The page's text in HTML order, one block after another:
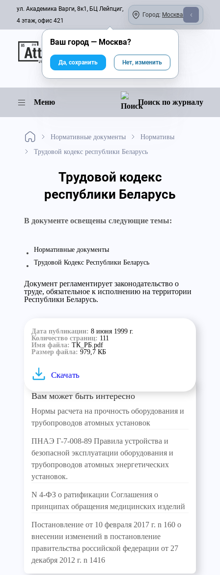
ул. Академика Варги, 8к1, БЦ Лейпциг,
4 этаж, офис 421
Город: Москва
Онлайн-журнал
Меню Поиск по журналу
Нормативные документы
Нормативы
Трудовой кодекс республики Беларусь
Трудовой кодекс
республики Беларусь
В документе освещены следующие темы:
Нормативные документы
Трудовой Кодекс Республики Беларусь
Документ регламентирует законодательство о
труде, обязательное к исполнению на территории
Республики Беларусь.
Дата публикации: 8 июня 1999 г.
Количество страниц: 111
Имя файла: ТК_РБ.pdf
Размер файла: 979,7 КБ
Скачать
Вам может быть интересно
Нормы расчета на прочность оборудования и
трубопроводов атомных установок
ПНАЭ Г-7-008-89 Правила устройства и
безопасной эксплуатации оборудования и
трубопроводов атомных энергетических
установок.
N 4-ФЗ о ратификации Соглашения о
принципах обращения медицинских изделий
Постановление от 10 февраля 2017 г. n 160 о
внесении изменений в постановление
правительства российской федерации от 27
декабря 2012 г. n 1416
Ваш город — Москва?
Да, сохранить Нет, изменить